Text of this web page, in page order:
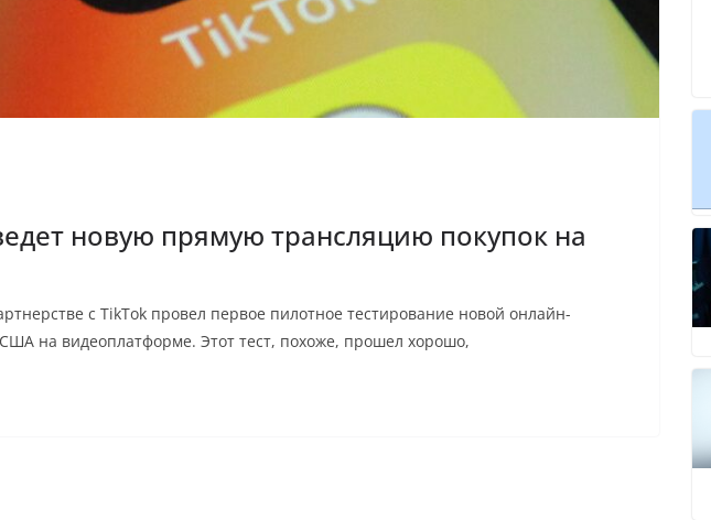
новую прямую трансляцию покупок на
с TikTok провел первое пилотное тестирование новой онлайн-
на видеоплатформе. Этот тест, похоже, прошел хорошо,